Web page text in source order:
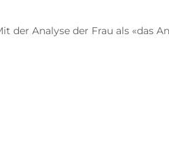
der Analyse der Frau als «das